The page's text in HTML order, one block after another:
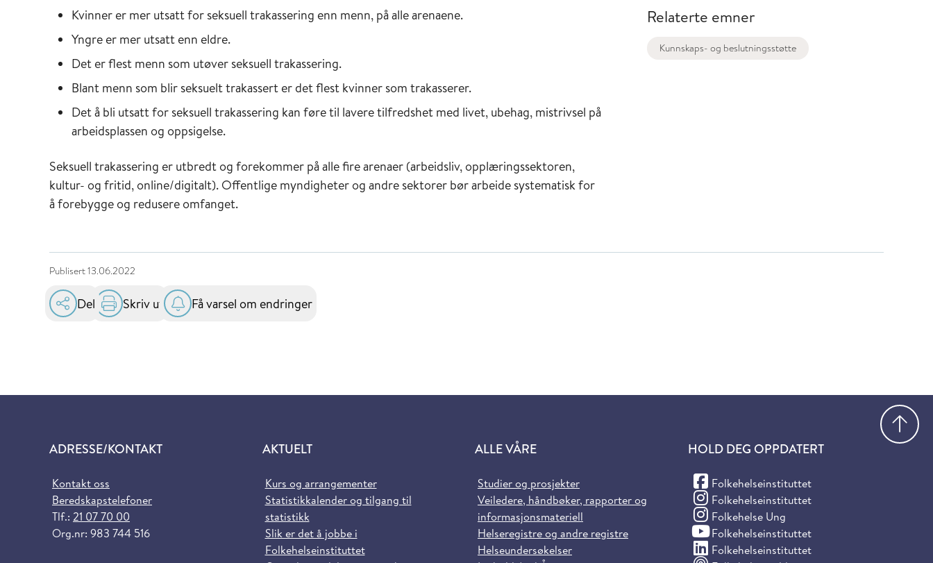
Kvinner er mer utsatt for seksuell trakassering enn menn, på alle arenaene.
Yngre er mer utsatt enn eldre.
Det er flest menn som utøver seksuell trakassering.
Blant menn som blir seksuelt trakassert er det flest kvinner som trakasserer.
Det å bli utsatt for seksuell trakassering kan føre til lavere tilfredshet med livet, ubehag, mistrivsel på
arbeidsplassen og oppsigelse.
Seksuell trakassering er utbredt og forekommer på alle fire arenaer (arbeidsliv, opplæringssektoren,
kultur- og fritid, online/digitalt). Offentlige myndigheter og andre sektorer bør arbeide systematisk for
å forebygge og redusere omfanget.
Relaterte emner
Kunnskaps- og beslutningsstøtte
Publisert13.06.2022
Del Skriv ut Få varsel om endringer
ADRESSE/KONTAKT
Kontakt oss
Beredskapstelefoner
Tlf.: 21 07 70 00
Org.nr: 983 744 516
AKTUELT
Kurs og arrangementer
Statistikkalender og tilgang til
statistikk
Slik er det å jobbe i
Folkehelseinstituttet
ALLE VÅRE
Studier og prosjekter
Veiledere, håndbøker, rapporter og
informasjonsmateriell
Helseregistre og andre registre
Helseundersøkelser
HOLD DEG OPPDATERT
Folkehelseinstituttet
(Facebook)
Folkehelseinstituttet
(Instagram)
Folkehelse Ung
(Instagram)
Folkehelseinstituttet
(YouTube)
Folkehelseinstituttet
(LinkedIn)